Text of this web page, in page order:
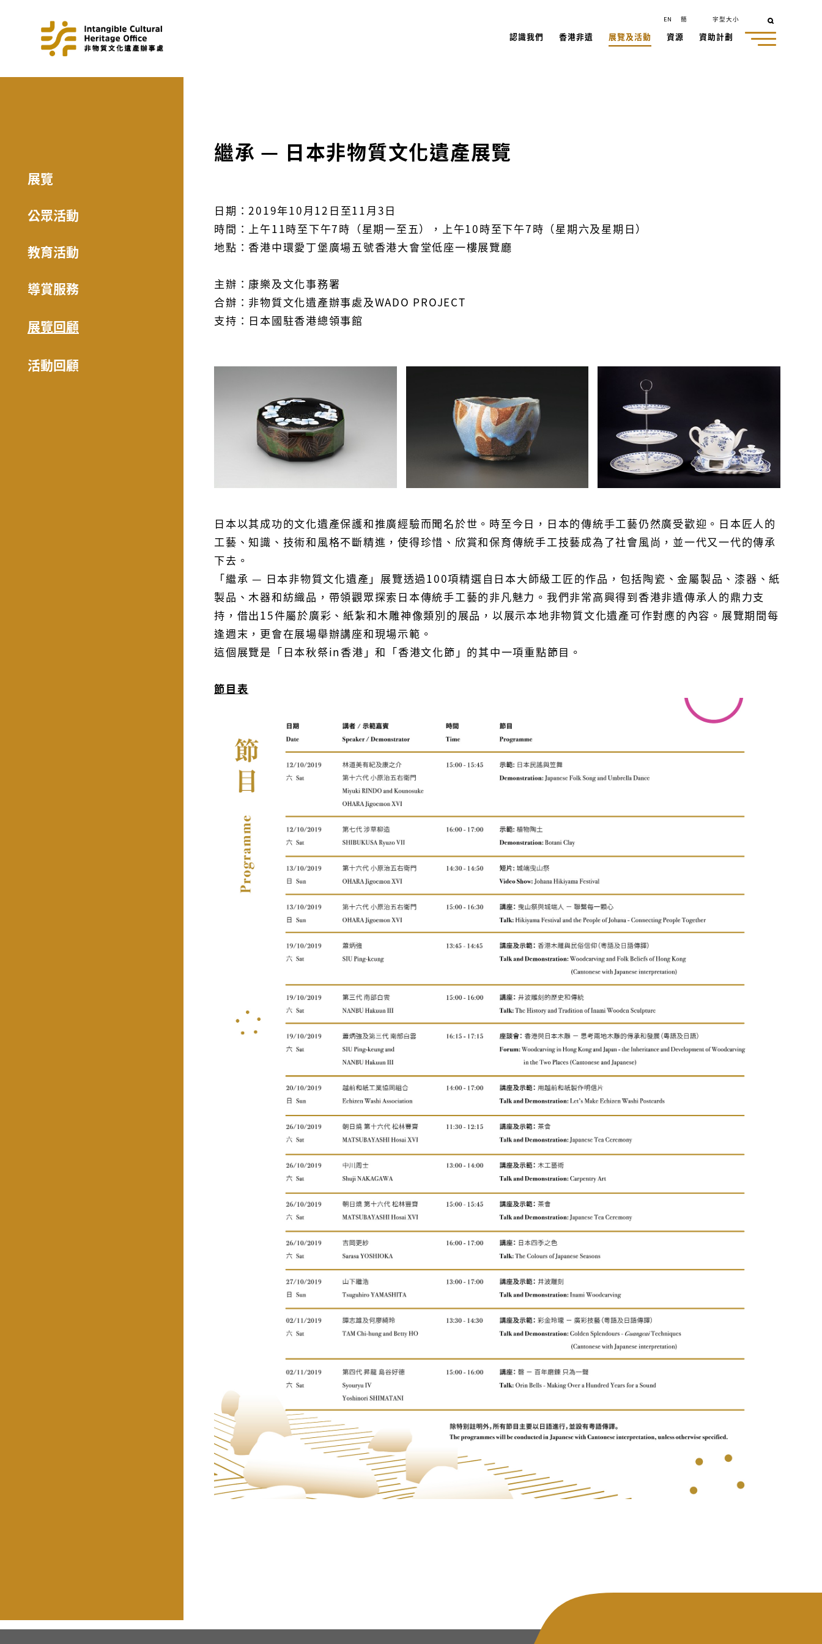
認識我們 香港非遺 展覽及活動 資源 資助計劃
EN 簡 字型大小
展覽
公眾活動
教育活動
導賞服務
展覽回顧
活動回顧
繼承 — 日本非物質文化遺產展覽
日期：2019年10月12日至11月3日
時間：上午11時至下午7時（星期一至五），上午10時至下午7時（星期六及星期日）
地點：香港中環愛丁堡廣場五號香港大會堂低座一樓展覽廳
主辦：康樂及文化事務署
合辦：非物質文化遺產辦事處及WADO PROJECT
支持：日本國駐香港總領事館
日本以其成功的文化遺產保護和推廣經驗而聞名於世。時至今日，日本的傳統手工藝仍然廣受歡迎。日本匠人的
工藝、知識、技術和風格不斷精進，使得珍惜、欣賞和保育傳統手工技藝成為了社會風尚，並一代又一代的傳承
下去。
「繼承 — 日本非物質文化遺產」展覽透過100項精選自日本大師級工匠的作品，包括陶瓷、金屬製品、漆器、紙
製品、木器和紡織品，帶領觀眾探索日本傳統手工藝的非凡魅力。我們非常高興得到香港非遺傳承人的鼎力支
持，借出15件屬於廣彩、紙紮和木雕神像類別的展品，以展示本地非物質文化遺產可作對應的內容。展覽期間每
逢週末，更會在展場舉辦講座和現場示範。
這個展覽是「日本秋祭in香港」和「香港文化節」的其中一項重點節目。
節目表